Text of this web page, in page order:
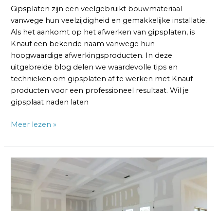
Gipsplaten zijn een veelgebruikt bouwmateriaal
vanwege hun veelzijdigheid en gemakkelijke installatie.
Als het aankomt op het afwerken van gipsplaten, is
Knauf een bekende naam vanwege hun
hoogwaardige afwerkingsproducten. In deze
uitgebreide blog delen we waardevolle tips en
technieken om gipsplaten af te werken met Knauf
producten voor een professioneel resultaat. Wil je
gipsplaat naden laten
Meer lezen »
Naden
Gipsplaten